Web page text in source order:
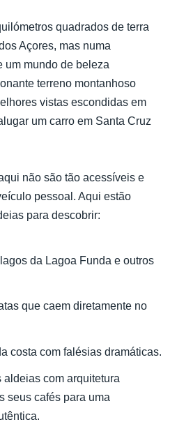
quadrados de terra
Açores, mas numa
um mundo de beleza
terreno montanhoso
vistas escondidas em
um carro em Santa Cruz
não são tão acessíveis e
pessoal. Aqui estão
para descobrir:
da Lagoa Funda e outros
que caem diretamente no
costa com falésias dramáticas.
aldeias com arquitetura
seus cafés para uma